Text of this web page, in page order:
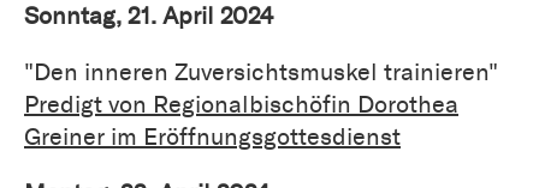
Sonntag, 21. April 2024
"Den inneren Zuversichtsmuskel trainieren"
Predigt von Regionalbischöfin Dorothea
Greiner im Eröffnungsgottesdienst